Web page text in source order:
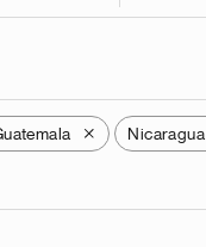
X Nicaragua